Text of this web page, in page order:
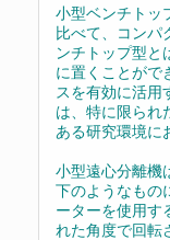
小型ベンチトッ
比べて、コンパ
ンチトップ型と
に置くことがで
スを有効に活用
は、特に限られ
ある研究環境に
小型遠心分離機
下のようなもの
ーターを使用す
れた角度で回転